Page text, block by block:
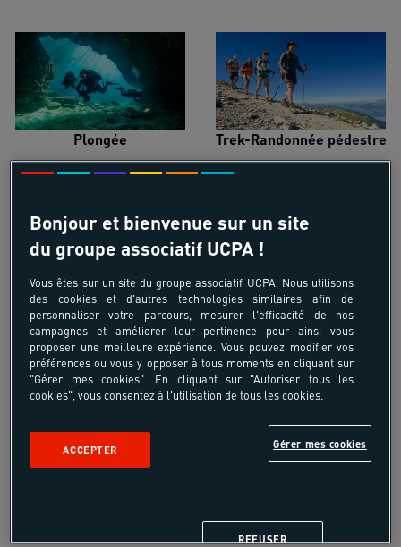
Plongée Trek-Randonnée pédestre
Croisière voilier Alpinisme
Snowboard
Bonjour et bienvenue sur un site
du groupe associatif UCPA !
Vous êtes sur un site du groupe associatif UCPA. Nous utilisons
des cookies et d'autres technologies similaires afin de
personnaliser votre parcours, mesurer l'efficacité de nos
campagnes et améliorer leur pertinence pour ainsi vous
proposer une meilleure expérience. Vous pouvez modifier vos
préférences ou vous y opposer à tous moments en cliquant sur
"Gérer mes cookies". En cliquant sur "Autoriser tous les
cookies", vous consentez à l'utilisation de tous les cookies.
Gérer mes cookies
REFUSER
ACCEPTER